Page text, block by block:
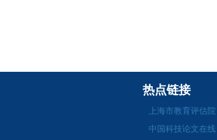
热点链接
上海市教育评估院
中国科技论文在线